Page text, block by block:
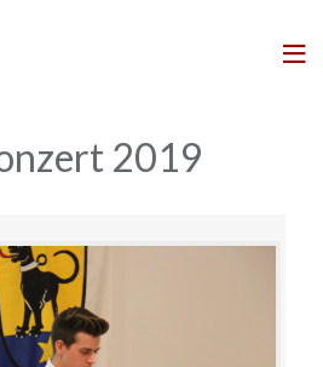
2019